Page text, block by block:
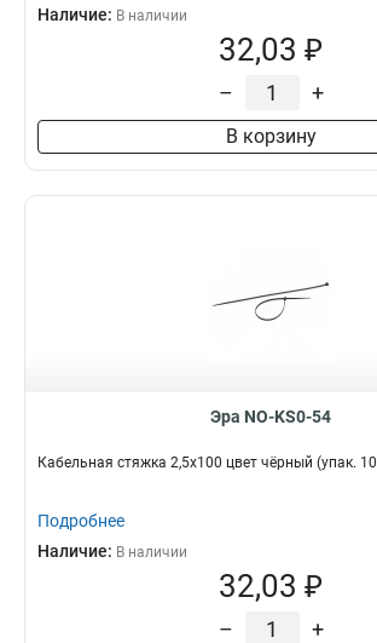
Наличие: В наличии
32,03 ₽
– +
В корзину
Эра NO-KS0-54
Кабельная стяжка 2,5х100 цвет чёрный (упак.
Подробнее
Наличие: В наличии
32,03 ₽
– +